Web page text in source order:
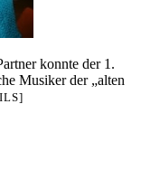
konnte der 1.
Musiker der „alten